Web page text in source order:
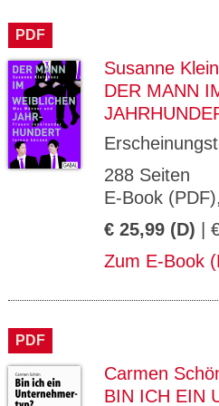
PDF
Susanne
DER MANN
288 Seiten
E-Book
€ 25,99 (D) |
Zum E-Book
PDF
Carmen
BIN ICH EIN